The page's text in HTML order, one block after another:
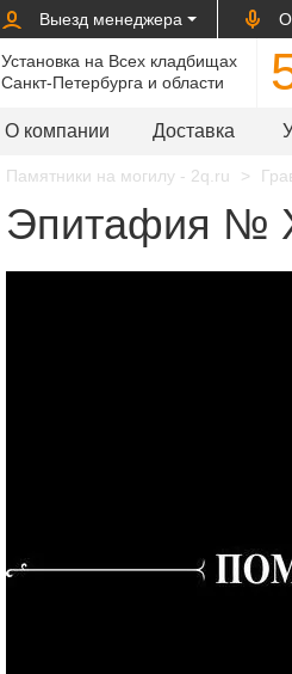
Выезд менеджера
Установка на Всех кладбищах
Санкт-Петербурга и области
О компании Доставка
Памятники на могилу - 2q.ru
Эпитафия №